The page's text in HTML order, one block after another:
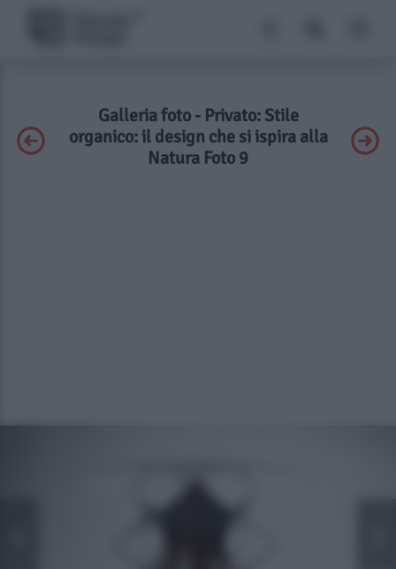
Galleria foto - Privato: Stile
organico: il design che si ispira alla
Natura Foto 9